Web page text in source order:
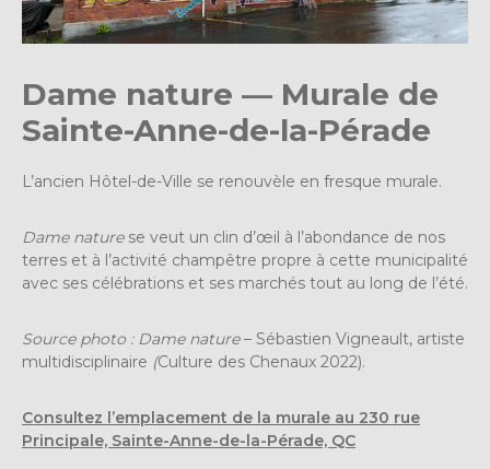
Dame nature — Murale de
Sainte-Anne-de-la-Pérade
L’ancien Hôtel-de-Ville se renouvèle en fresque murale.
Dame nature se veut un clin d’œil à l’abondance de nos
terres et à l’activité champêtre propre à cette municipalité
avec ses célébrations et ses marchés tout au long de l’été.
Source photo : Dame nature– Sébastien Vigneault, artiste
multidisciplinaire (Culture des Chenaux 2022).
Consultez l’emplacement de la murale au 230 rue
Principale, Sainte-Anne-de-la-Pérade, QC